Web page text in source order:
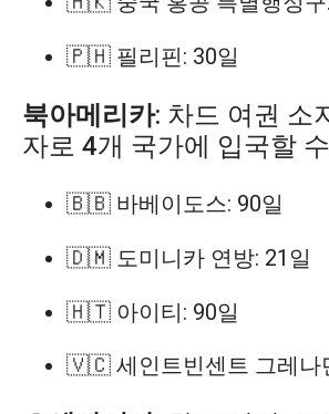
🇵🇭 필리핀: 30일
북아메리카: 차드 여권 소
자로 4개 국가에 입국할
🇧🇧 바베이도스: 90일
🇩🇲 도미니카 연방: 21일
🇭🇹 아이티: 90일
🇻🇨 세인트빈센트 그레나